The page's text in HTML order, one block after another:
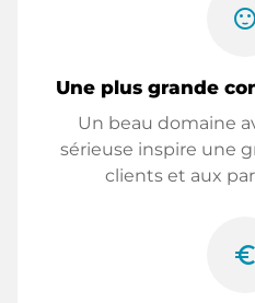
sentiment_satisfied
Une plus grande
Un beau domaine
sérieuse inspire une
clients et aux
euro_symbol